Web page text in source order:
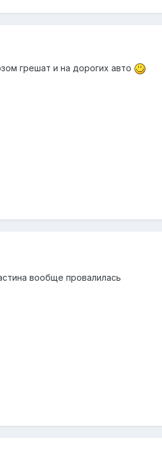
грешат и на дорогих авто
вообще провалилась